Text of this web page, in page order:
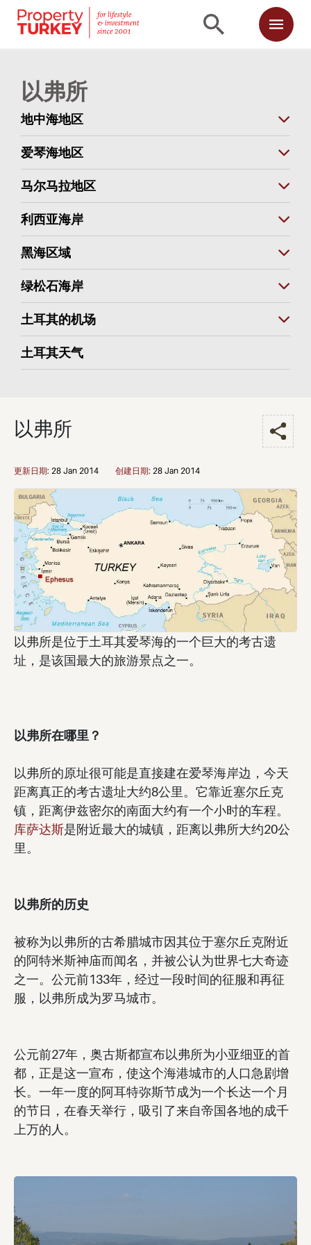
以弗所
地中海地区
爱琴海地区
马尔马拉地区
利西亚海岸
黑海区域
绿松石海岸
土耳其的机场
土耳其天气
以弗所
更新日期: 28 Jan 2014 创建日期: 28 Jan 2014
以弗所是位于土耳其爱琴海的一个巨大的考古遗
址，是该国最大的旅游景点之一。
以弗所在哪里？
以弗所的原址很可能是直接建在爱琴海岸边，今天
距离真正的考古遗址大约8公里。它靠近塞尔丘克
镇，距离伊兹密尔的南面大约有一个小时的车程。
库萨达斯是附近最大的城镇，距离以弗所大约20公
里。
以弗所的历史
被称为以弗所的古希腊城市因其位于塞尔丘克附近
的阿特米斯神庙而闻名，并被公认为世界七大奇迹
之一。公元前133年，经过一段时间的征服和再征
服，以弗所成为罗马城市。
公元前27年，奥古斯都宣布以弗所为小亚细亚的首
都，正是这一宣布，使这个海港城市的人口急剧增
长。一年一度的阿耳特弥斯节成为一个长达一个月
的节日，在春天举行，吸引了来自帝国各地的成千
上万的人。